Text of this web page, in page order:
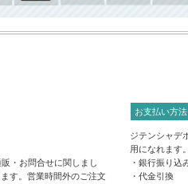
・お問合せに関しまし
す。営業時間外のご注文
お支払い方法
ジテンシャデ
用になれます
・銀行振り込
・代金引換